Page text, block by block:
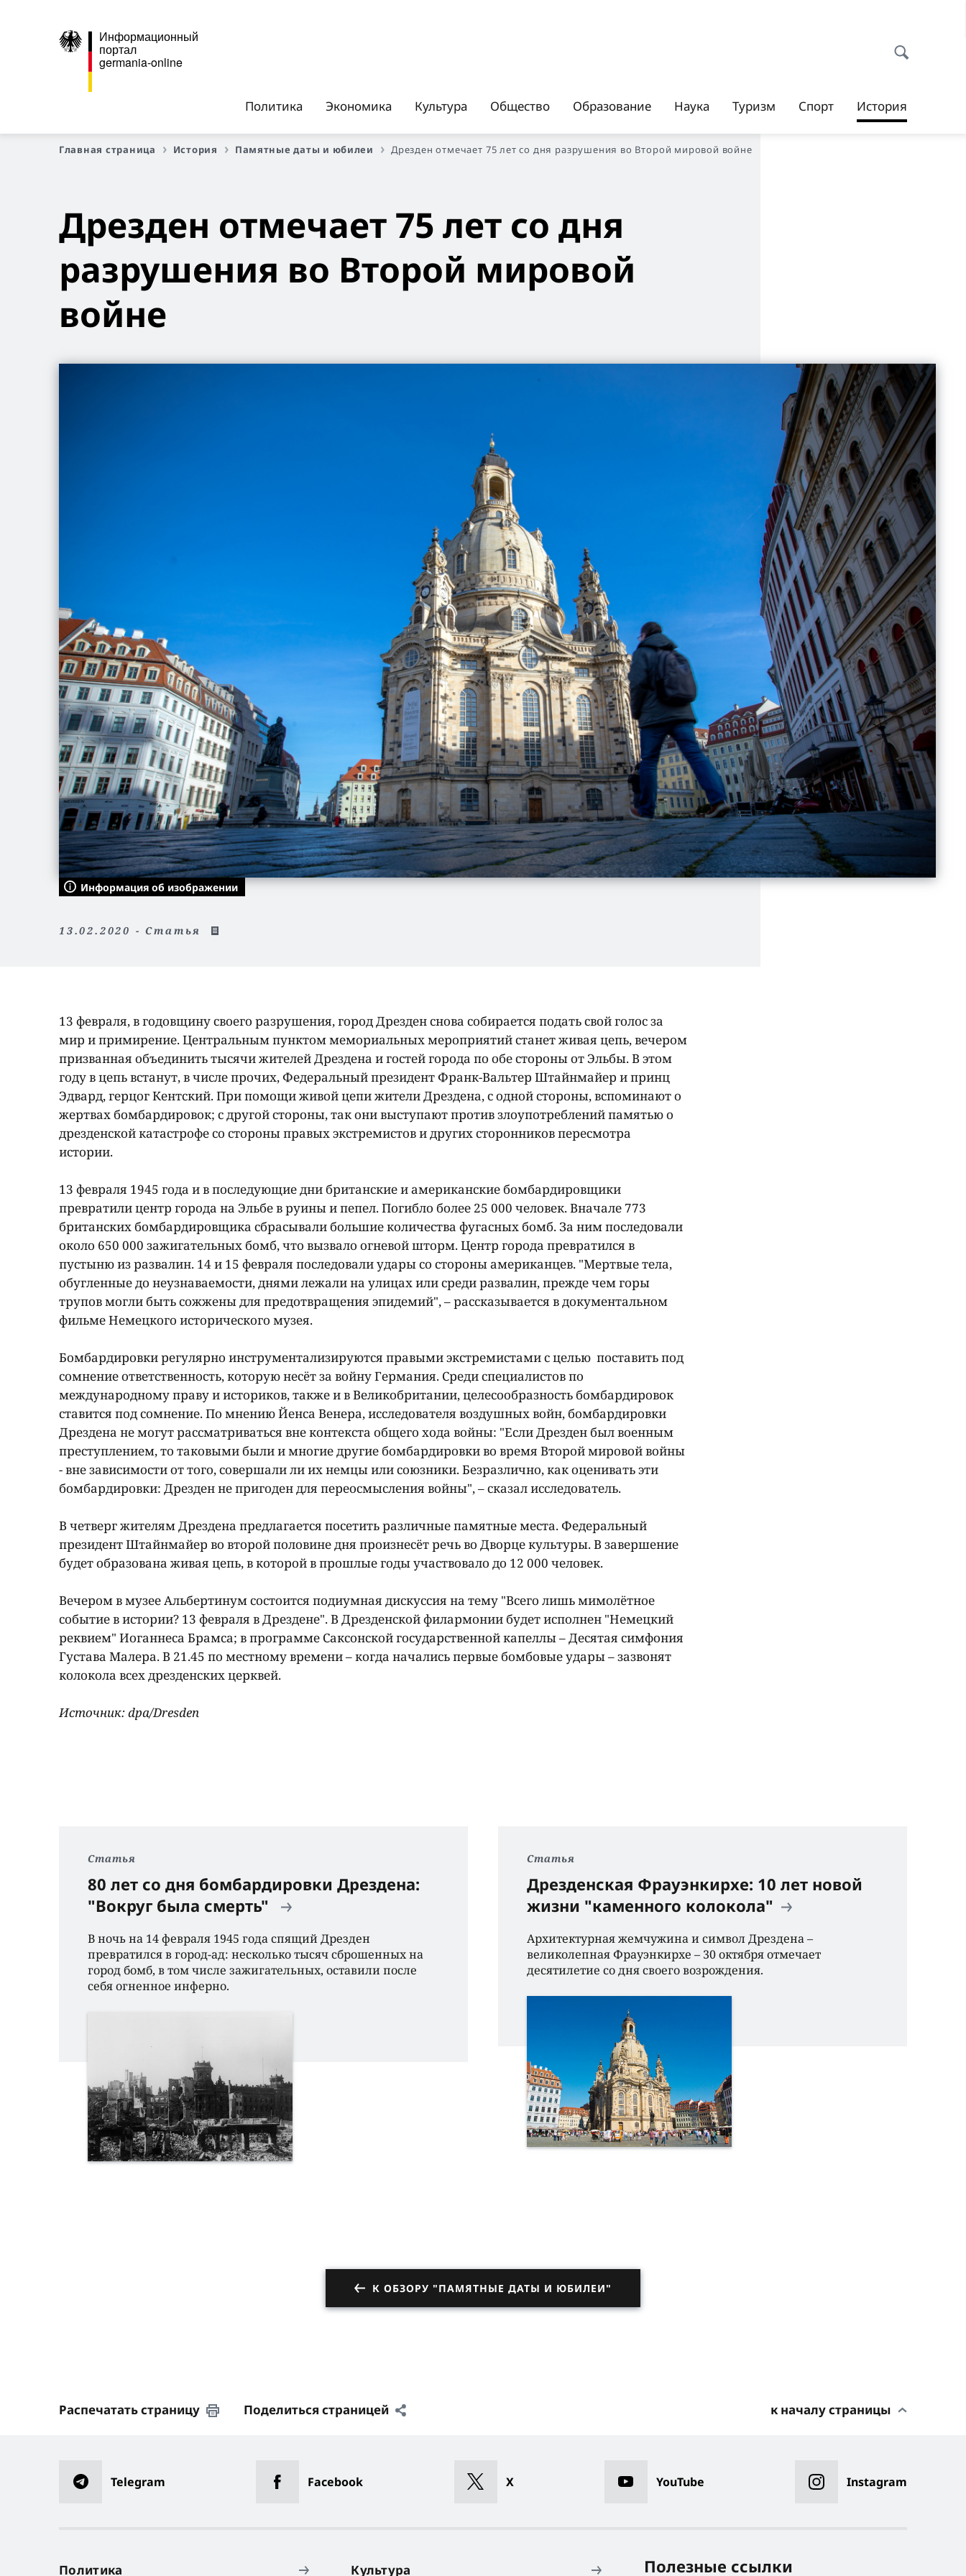
Информационный
портал
germania-online
Политика Экономика Культура Общество Образование Наука Туризм Спорт История
Главная страница История Памятные даты и юбилеи Дрезден отмечает 75 лет со дня разрушения во Второй мировой войне
Дрезден отмечает 75 лет со дня
разрушения во Второй мировой
войне
Информация об изображении
13.02.2020 - Статья
13 февраля, в годовщину своего разрушения, город Дрезден снова собирается подать свой голос за
мир и примирение. Центральным пунктом мемориальных мероприятий станет живая цепь, вечером
призванная объединить тысячи жителей Дрездена и гостей города по обе стороны от Эльбы. В этом
году в цепь встанут, в числе прочих, Федеральный президент Франк-Вальтер Штайнмайер и принц
Эдвард, герцог Кентский. При помощи живой цепи жители Дрездена, с одной стороны, вспоминают о
жертвах бомбардировок; с другой стороны, так они выступают против злоупотреблений памятью о
дрезденской катастрофе со стороны правых экстремистов и других сторонников пересмотра
истории.
13 февраля 1945 года и в последующие дни британские и американские бомбардировщики
превратили центр города на Эльбе в руины и пепел. Погибло более 25 000 человек. Вначале 773
британских бомбардировщика сбрасывали большие количества фугасных бомб. За ним последовали
около 650 000 зажигательных бомб, что вызвало огневой шторм. Центр города превратился в
пустыню из развалин. 14 и 15 февраля последовали удары со стороны американцев. "Мертвые тела,
обугленные до неузнаваемости, днями лежали на улицах или среди развалин, прежде чем горы
трупов могли быть сожжены для предотвращения эпидемий", – рассказывается в документальном
фильме Немецкого исторического музея.
Бомбардировки регулярно инструментализируются правыми экстремистами с целью поставить под
сомнение ответственность, которую несëт за войну Германия. Среди специалистов по
международному праву и историков, также и в Великобритании, целесообразность бомбардировок
ставится под сомнение. По мнению Йенса Венера, исследователя воздушных войн, бомбардировки
Дрездена не могут рассматриваться вне контекста общего хода войны: "Если Дрезден был военным
преступлением, то таковыми были и многие другие бомбардировки во время Второй мировой войны
- вне зависимости от того, совершали ли их немцы или союзники. Безразлично, как оценивать эти
бомбардировки: Дрезден не пригоден для переосмысления войны", – сказал исследователь.
В четверг жителям Дрездена предлагается посетить различные памятные места. Федеральный
президент Штайнмайер во второй половине дня произнесëт речь во Дворце культуры. В завершение
будет образована живая цепь, в которой в прошлые годы участвовало до 12 000 человек.
Вечером в музее Альбертинум состоится подиумная дискуссия на тему "Всего лишь мимолëтное
событие в истории? 13 февраля в Дрездене". В Дрезденской филармонии будет исполнен "Немецкий
реквием" Иоганнеса Брамса; в программе Саксонской государственной капеллы – Десятая симфония
Густава Малера. В 21.45 по местному времени – когда начались первые бомбовые удары – зазвонят
колокола всех дрезденских церквей.
Источник: dpa/Dresden
Статья
80 лет со дня бомбардировки Дрездена:
"Вокруг была смерть"
В ночь на 14 февраля 1945 года спящий Дрезден
превратился в город-ад: несколько тысяч сброшенных на
город бомб, в том числе зажигательных, оставили после
себя огненное инферно.
Статья
Дрезденская Фрауэнкирхе: 10 лет новой
жизни "каменного колокола"
Архитектурная жемчужина и символ Дрездена –
великолепная Фрауэнкирхе – 30 октября отмечает
десятилетие со дня своего возрождения.
К ОБЗОРУ "ПАМЯТНЫЕ ДАТЫ И ЮБИЛЕИ"
Распечатать страницу Поделиться страницей к началу страницы
Telegram Facebook X YouTube Instagram
Политика Культура Полезные ссылки